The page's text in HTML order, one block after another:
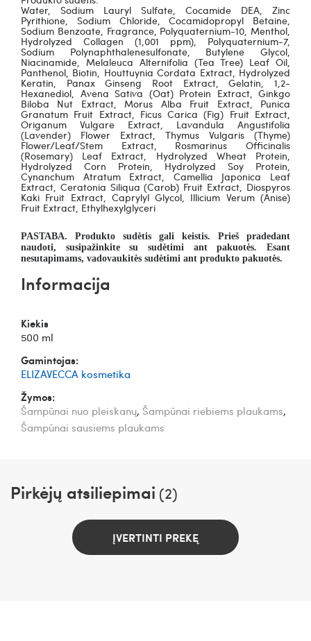
Water, Sodium Lauryl Sulfate, Cocamide DEA, Zinc
Pyrithione, Sodium Chloride, Cocamidopropyl Betaine,
Sodium Benzoate, Fragrance, Polyquaternium-10, Menthol,
Hydrolyzed Collagen (1,001 ppm), Polyquaternium-7,
Sodium Polynaphthalenesulfonate, Butylene Glycol,
Niacinamide, Melaleuca Alternifolia (Tea Tree) Leaf Oil,
Panthenol, Biotin, Houttuynia Cordata Extract, Hydrolyzed
Keratin, Panax Ginseng Root Extract, Gelatin, 1,2-
Hexanediol, Avena Sativa (Oat) Protein Extract, Ginkgo
Biloba Nut Extract, Morus Alba Fruit Extract, Punica
Granatum Fruit Extract, Ficus Carica (Fig) Fruit Extract,
Origanum Vulgare Extract, Lavandula Angustifolia
(Lavender) Flower Extract, Thymus Vulgaris (Thyme)
Flower/Leaf/Stem Extract, Rosmarinus Officinalis
(Rosemary) Leaf Extract, Hydrolyzed Wheat Protein,
Hydrolyzed Corn Protein, Hydrolyzed Soy Protein,
Cynanchum Atratum Extract, Camellia Japonica Leaf
Extract, Ceratonia Siliqua (Carob) Fruit Extract, Diospyros
Kaki Fruit Extract, Caprylyl Glycol, Illicium Verum (Anise)
Fruit Extract, Ethylhexylglyceri
PASTABA. Produkto sudėtis gali keistis. Prieš pradedant
naudoti, susipažinkite su sudėtimi ant pakuotės. Esant
nesutapimams, vadovaukitės sudėtimi ant produkto pakuotės.
Informacija
Kiekis
500 ml
Gamintojas:
ELIZAVECCA kosmetika
Žymos:
Šampūnai nuo pleiskanų, Šampūnai riebiems plaukams,
Šampūnai sausiems plaukams
Pirkėjų atsiliepimai (2)
ĮVERTINTI PREKĘ